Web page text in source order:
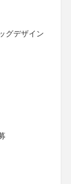
グデザイン